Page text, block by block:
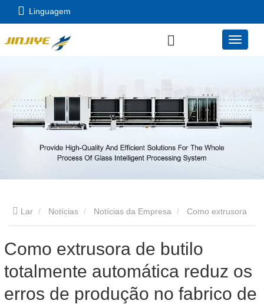
Linguagem
Lar Notícias Notícias da Empresa
fabrico de unidades de vidro isolante.
Como extrusora de butilo
totalmente automática reduz os
erros de produção no fabrico de